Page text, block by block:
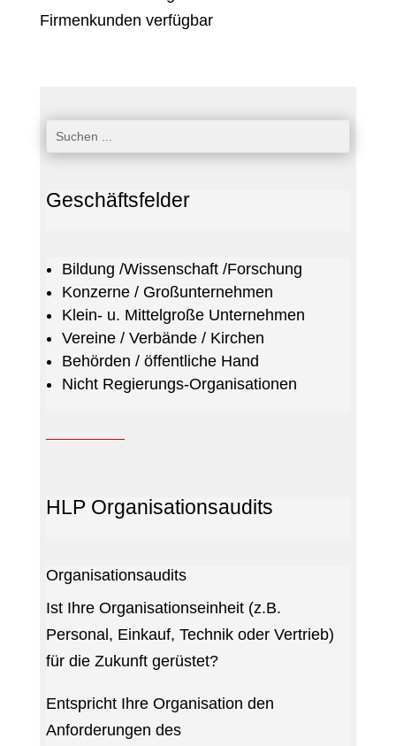
Firmenkunden verfügbar
Geschäftsfelder
Bildung /Wissenschaft /Forschung
Konzerne / Großunternehmen
Klein- u. Mittelgroße Unternehmen
Vereine / Verbände / Kirchen
Behörden / öffentliche Hand
Nicht Regierungs-Organisationen
HLP Organisationsaudits
Organisationsaudits
Ist Ihre Organisationseinheit (z.B.
Personal, Einkauf, Technik oder Vertrieb)
für die Zukunft gerüstet?
Entspricht Ihre Organisation den
Anforderungen des